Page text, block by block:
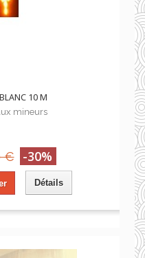
10 M
mineurs
€ -30%
Détails